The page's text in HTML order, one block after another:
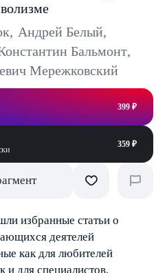
, Андрей Белый,
Бальмонт,
Мережковский
399 ₽
359 ₽
избранные статьи о
деятелей
как для любителей
и для специалистов.